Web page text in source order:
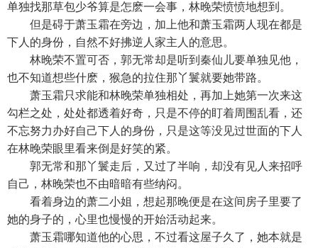
单独找那草包少爷算是怎麽一会事，林晚荣愤愤地想到。
但是碍于萧玉霜在旁边，加上他和萧玉霜两人现在都是
下人的身份，自然不好拂逆人家主人的意思。
林晚荣不置可否，郭无常却是听到秦仙儿要单独见他，
也不知道想些什麽，猴急的拉住那丫鬟就要她带路。
萧玉霜只求能和林晚荣单独相处，再加上她第一次来这
勾栏之处，处处都透着好奇，只是不停的盯着周围乱看，还
不忘努力办好自己下人的身份，只是这等没见过世面的下人
在林晚荣眼里看来倒是好笑的紧。
郭无常和那丫鬟走后，又过了半响，却没有见人来招呼
自己，林晚荣也不由暗暗有些纳闷。
看着身边的萧二小姐，想起那晚便是在这间房子里要了
她的身子的，心里也慢慢的开始活动起来。
萧玉霜哪知道他的心思，不过看这屋子久了，她本就是